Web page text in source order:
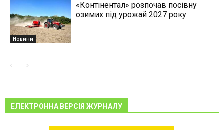
Новини
«Контінентал» розпочав посівну
озимих під урожай 2027 року
ЕЛЕКТРОННА ВЕРСІЯ ЖУРНАЛУ